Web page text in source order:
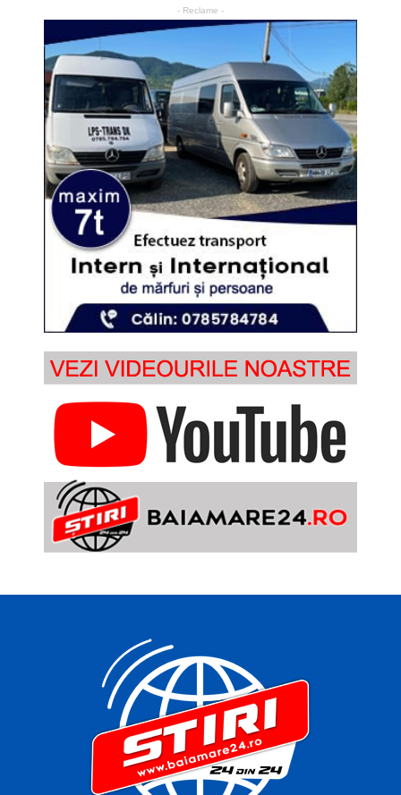
- Reclame -